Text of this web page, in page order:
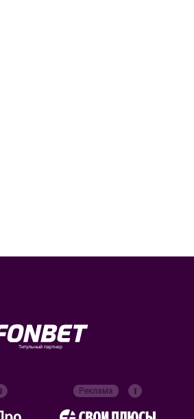
Титульный партнер
Реклама